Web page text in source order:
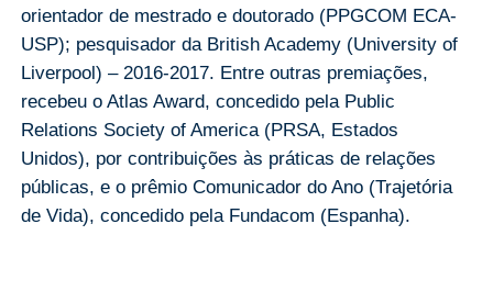
orientador de mestrado e doutorado (PPGCOM ECA-
USP); pesquisador da British Academy (University of
Liverpool) – 2016-2017. Entre outras premiações,
recebeu o Atlas Award, concedido pela Public
Relations Society of America (PRSA, Estados
Unidos), por contribuições às práticas de relações
públicas, e o prêmio Comunicador do Ano (Trajetória
de Vida), concedido pela Fundacom (Espanha).